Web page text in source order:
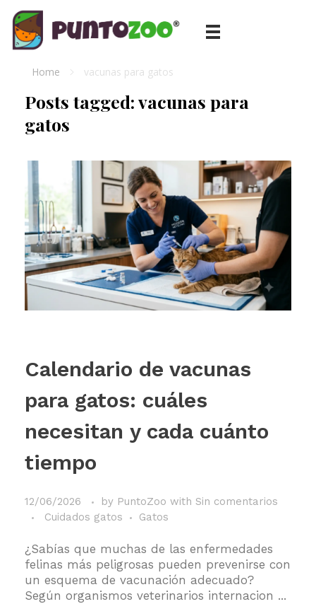
Home vacunas para gatos
Posts tagged: vacunas para
gatos
Calendario de vacunas
para gatos: cuáles
necesitan y cada cuánto
tiempo
12/06/2026 by PuntoZoo with Sin comentarios
Cuidados gatos
Gatos
¿Sabías que muchas de las enfermedades
felinas más peligrosas pueden prevenirse con
un esquema de vacunación adecuado?
Según organismos veterinarios internacion ...